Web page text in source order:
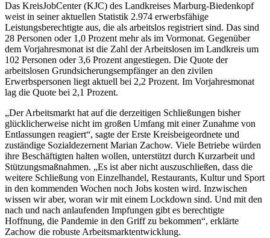
Das KreisJobCenter (KJC) des Landkreises Marburg-Biedenkopf
weist in seiner aktuellen Statistik 2.974 erwerbsfähige
Leistungsberechtigte aus, die als arbeitslos registriert sind. Das sind
28 Personen oder 1,0 Prozent mehr als im Vormonat. Gegenüber
dem Vorjahresmonat ist die Zahl der Arbeitslosen im Landkreis um
102 Personen oder 3,6 Prozent angestiegen. Die Quote der
arbeitslosen Grundsicherungsempfänger an den zivilen
Erwerbspersonen liegt aktuell bei 2,2 Prozent. Im Vorjahresmonat
lag die Quote bei 2,1 Prozent.
„Der Arbeitsmarkt hat auf die derzeitigen Schließungen bisher
glücklicherweise nicht im großen Umfang mit einer Zunahme von
Entlassungen reagiert“, sagte der Erste Kreisbeigeordnete und
zuständige Sozialdezernent Marian Zachow. Viele Betriebe würden
ihre Beschäftigten halten wollen, unterstützt durch Kurzarbeit und
Stützungsmaßnahmen. „Es ist aber nicht auszuschließen, dass die
weitere Schließung von Einzelhandel, Restaurants, Kultur und Sport
in den kommenden Wochen noch Jobs kosten wird. Inzwischen
wissen wir aber, woran wir mit einem Lockdown sind. Und mit den
nach und nach anlaufenden Impfungen gibt es berechtigte
Hoffnung, die Pandemie in den Griff zu bekommen“, erklärte
Zachow die robuste Arbeitsmarktentwicklung.